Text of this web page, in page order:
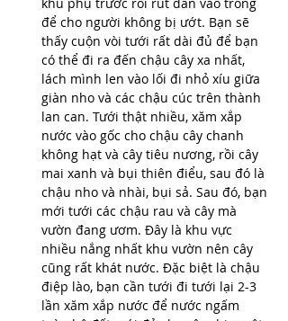
để cho người không bị ướt. Bạn sẽ
thấy cuộn vòi tưới rất dài đủ để bạn
có thể đi ra đến chậu cây xa nhất,
lách mình len vào lối đi nhỏ xíu giữa
giàn nho và các chậu cúc trên thành
lan can. Tưới thật nhiều, xăm xắp
nước vào gốc cho chậu cây chanh
không hạt và cây tiêu nương, rồi cây
mai xanh và bụi thiên điểu, sau đó là
chậu nho và nhài, bụi sả. Sau đó, bạn
mới tưới các chậu rau và cây mà
vườn đang ươm. Đây là khu vực
nhiều nắng nhất khu vườn nên cây
cũng rất khát nước. Đặc biệt là chậu
điệp lào, bạn cần tưới đi tưới lại 2-3
lần xăm xắp nước để nước ngấm